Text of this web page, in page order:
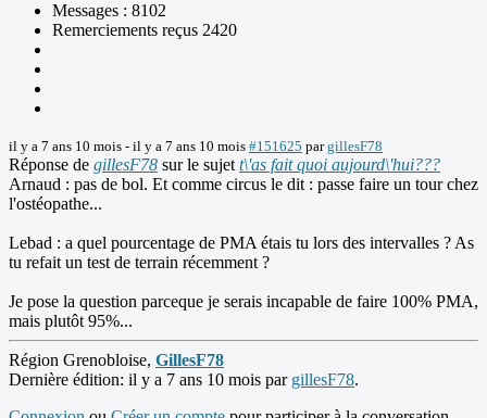
Messages : 8102
Remerciements reçus 2420
il y a 7 ans 10 mois - il y a 7 ans 10 mois #151625 pargillesF78
Réponse de gillesF78 sur le sujet t\'as fait quoi aujourd\'hui???
Arnaud : pas de bol. Et comme circus le dit : passe faire un tour chez
l'ostéopathe...
Lebad : a quel pourcentage de PMA étais tu lors des intervalles ? As
tu refait un test de terrain récemment ?
Je pose la question parceque je serais incapable de faire 100% PMA,
mais plutôt 95%...
Région Grenobloise, GillesF78
Dernière édition: il y a 7 ans 10 mois par gillesF78.